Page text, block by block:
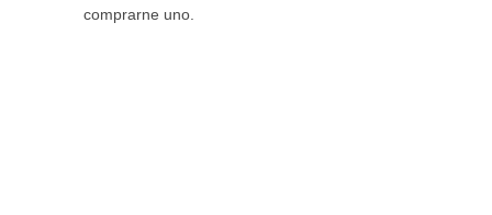
comprarne uno.